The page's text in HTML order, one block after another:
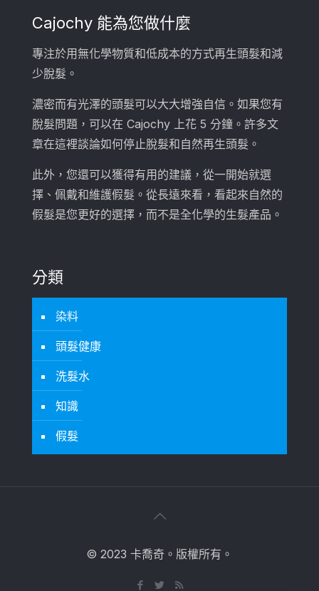
Cajochy 能為您做什麼
專注於用無化學物質和低成本的方式再生頭髮和減
少脫髮。
濃密而有光澤的頭髮可以大大增強自信。如果您有
脫髮問題，可以在 Cajochy 上花 5 分鐘。許多文
章在這裡談論如何停止脫髮和自然再生頭髮。
此外，您還可以獲得有用的建議，從一開始就選
擇、佩戴和維護假髮。從長遠來看，看起來自然的
假髮是您更好的選擇，而不是全化學的生髮產品。
分類
染料
頭髮健康
洗髮水
知識
假髮
© 2023 卡喬奇。版權所有。